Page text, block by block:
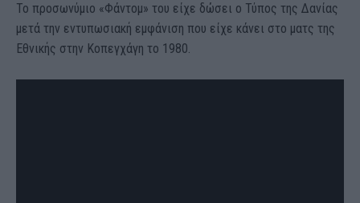
Το προσωνύμιο «Φάντομ» του είχε δώσει ο Τύπος της Δανίας
μετά την εντυπωσιακή εμφάνιση που είχε κάνει στο ματς της
Εθνικής στην Κοπεγχάγη το 1980.